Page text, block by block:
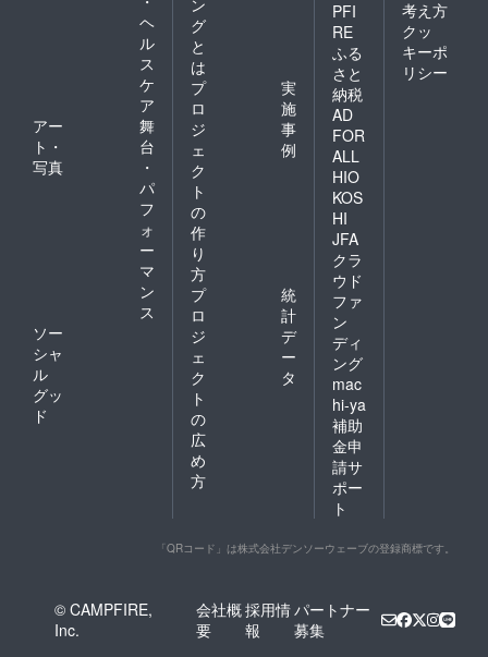
postcar
d per
month.
exclusi
ve to
support
ers, a
the
nces
ヘ
ル
ス
ケ
ア
アー
ト・
写真
舞
台
・
パ
フ
ォ
ー
マ
ン
ス
ソー
シャ
ル
グッ
ド
グ
と
は
プ
ロ
ジ
ェ
ク
ト
の
作
り
方
実
施
事
例
プ
ロ
ジ
ェ
ク
ト
の
広
め
方
統
計
デ
ー
タ
PFI
RE
ふる
さと
納税
AD
FOR
ALL
HIO
KOS
HI
JFA
クラ
ウド
ファ
ン
ディ
ング
mac
hi-ya
補助
金申
請サ
ポー
ト
考え方
クッ
キーポ
リシー
「QRコード」は株式会社デンソーウェーブの登録商標です。
© CAMPFIRE,
Inc.
会社概
要
採用情
報
パートナー
募集